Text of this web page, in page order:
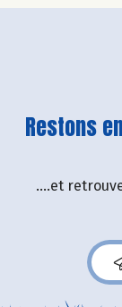
Restons
....et